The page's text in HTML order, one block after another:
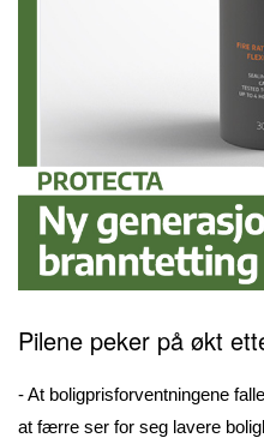
Pilene peker på økt
- At boligprisforventningene
at færre ser for seg lavere